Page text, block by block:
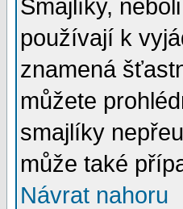
Smajlíky,
používají k
znamená
můžete
smajlíky
může také
Návrat nahoru